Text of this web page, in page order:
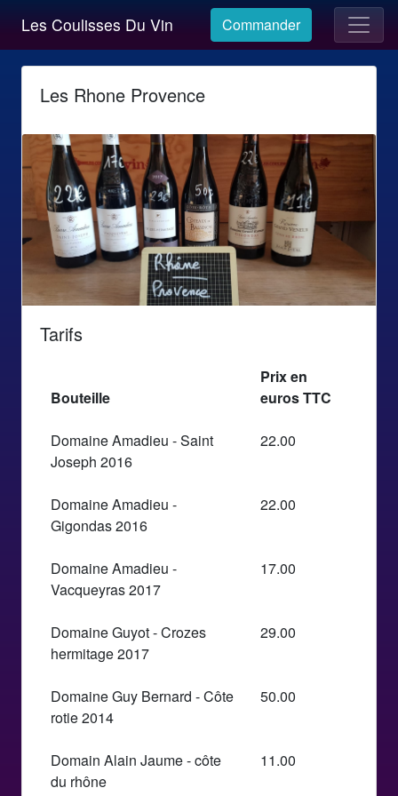
Les Coulisses Du Vin Commander
Les Rhone Provence
Tarifs
Bouteille
Prix en
euros TTC
Domaine Amadieu - Saint
Joseph 2016
22.00
Domaine Amadieu -
Gigondas 2016
22.00
Domaine Amadieu -
Vacqueyras 2017
17.00
Domaine Guyot - Crozes
hermitage 2017
29.00
Domaine Guy Bernard - Côte
rotie 2014
50.00
Domain Alain Jaume - côte
du rhône
11.00